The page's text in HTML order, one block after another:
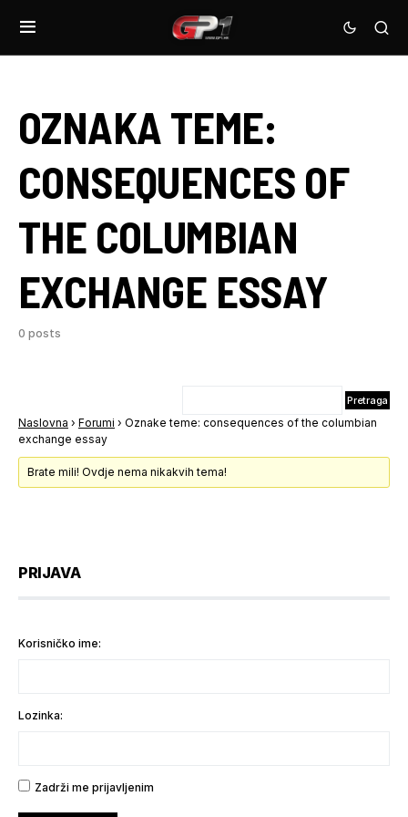
OZNAKA TEME:
CONSEQUENCES OF
THE COLUMBIAN
EXCHANGE ESSAY
0 posts
Naslovna › Forumi › Oznake teme: consequences of the columbian
exchange essay
Brate mili! Ovdje nema nikakvih tema!
PRIJAVA
Korisničko ime:
Lozinka:
Zadrži me prijavljenim